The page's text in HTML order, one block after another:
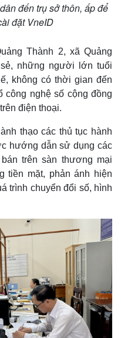
đến trụ sở thôn, ấp để
đặt VneID
Thành 2, xã Quảng
những người lớn tuổi
không có thời gian đến
công nghệ số cộng đồng
điện thoại.
thạo các thủ tục hành
hướng dẫn sử dụng các
trên sàn thương mại
tiền mặt, phản ánh hiện
trình chuyển đổi số, hình